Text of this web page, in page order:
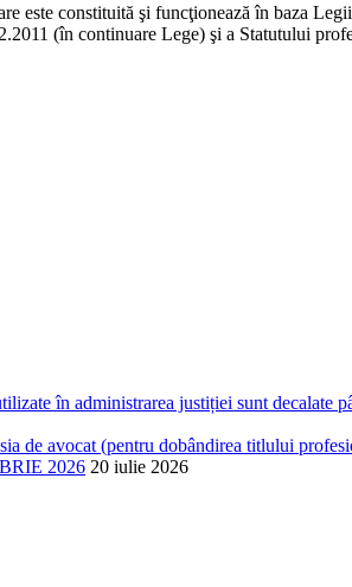
este constituită şi funcţionează în baza
(în continuare Lege) şi a Statutului
în administrarea justiției sunt decalate
avocat (pentru dobândirea titlului
2026 20 iulie 2026